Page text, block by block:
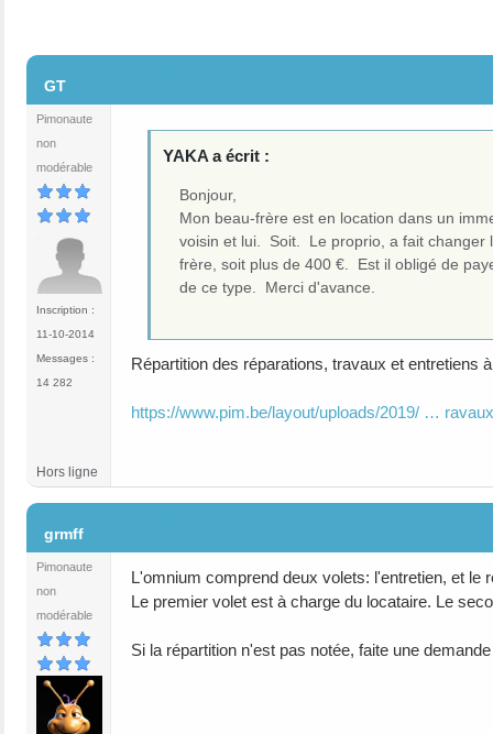
GT
Pimonaute
non
modérable
Inscription :
11-10-2014
Messages :
14 282
YAKA a écrit :
Bonjour,
Mon beau-frère est en location dans un
voisin et lui. Soit. Le proprio, a fait changer
frère, soit plus de 400 €. Est il obligé de
de ce type. Merci d'avance.
Répartition des réparations, travaux et entretiens
https://www.pim.be/layout/uploads/2019/ …
Hors ligne
grmff
Pimonaute
non
modérable
L'omnium comprend deux volets: l'entretien, et le
Le premier volet est à charge du locataire. Le
Si la répartition n'est pas notée, faite une